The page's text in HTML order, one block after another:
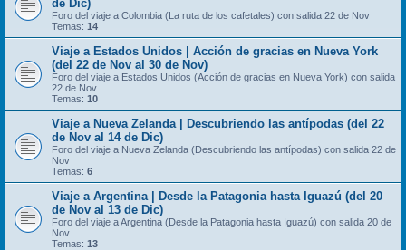
de Dic)
Foro del viaje a Colombia (La ruta de los cafetales) con salida 22 de Nov
Temas: 14
Viaje a Estados Unidos | Acción de gracias en Nueva York
(del 22 de Nov al 30 de Nov)
Foro del viaje a Estados Unidos (Acción de gracias en Nueva York) con salida
22 de Nov
Temas: 10
Viaje a Nueva Zelanda | Descubriendo las antípodas (del 22
de Nov al 14 de Dic)
Foro del viaje a Nueva Zelanda (Descubriendo las antípodas) con salida 22 de
Nov
Temas: 6
Viaje a Argentina | Desde la Patagonia hasta Iguazú (del 20
de Nov al 13 de Dic)
Foro del viaje a Argentina (Desde la Patagonia hasta Iguazú) con salida 20 de
Nov
Temas: 13